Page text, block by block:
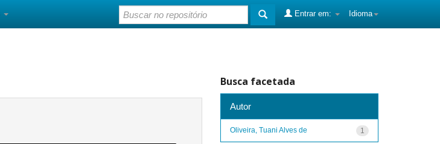
Idioma
Entrar em:
Busca facetada
Autor
1
Oliveira, Tuani Alves de